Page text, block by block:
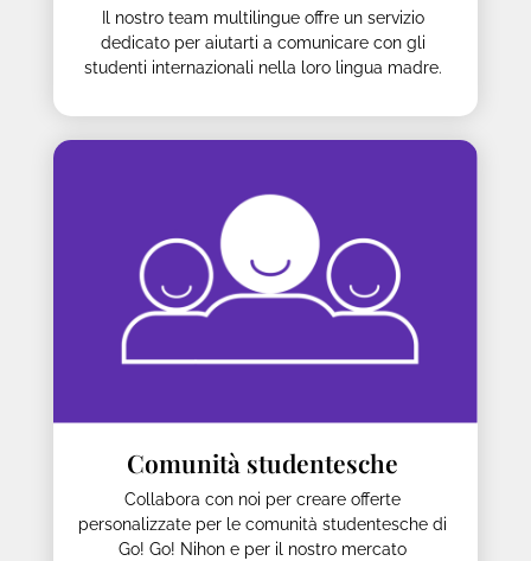
Il nostro team multilingue offre un servizio
dedicato per aiutarti a comunicare con gli
studenti internazionali nella loro lingua madre.
Comunità studentesche
Collabora con noi per creare offerte
personalizzate per le comunità studentesche di
Go! Go! Nihon e per il nostro mercato